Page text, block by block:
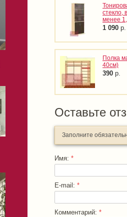
стекло,
менее
1 090 р.
Полка
40см)
390 р.
Оставьте
Заполните
Имя: *
E-mail: *
Комментарий: *